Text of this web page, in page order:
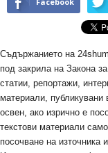
Съдържанието на
под закрила на Закона
статии, репортажи,
материали, публикувани
освен, ако изрично е
текстови материали
посочване на източника